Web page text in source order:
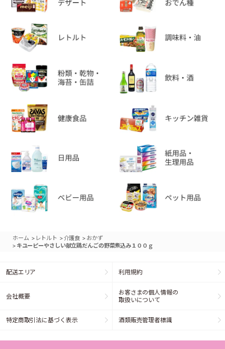
ホーム > レトルト >介護食 > おかず
> キユーピーやさしい献立鶏だんごの野菜煮込み１００ｇ
配送エリア 利用規約
会社概要
お客さまの個人情報の
取扱いについて
特定商取引法に基づく表示 酒類販売管理者標識